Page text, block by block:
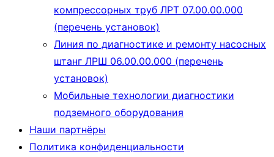
компрессорных труб ЛРТ 07.00.00.000
(перечень установок)
Линия по диагностике и ремонту насосных
штанг ЛРШ 06.00.00.000 (перечень
установок)
Мобильные технологии диагностики
подземного оборудования
Наши партнёры
Политика конфиденциальности